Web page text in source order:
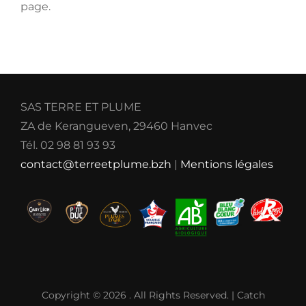
page.
SAS TERRE ET PLUME
ZA de Kerangueven, 29460 Hanvec
Tél. 02 98 81 93 93
contact@terreetplume.bzh | Mentions légales
Copyright © 2026 . All Rights Reserved. | Catch